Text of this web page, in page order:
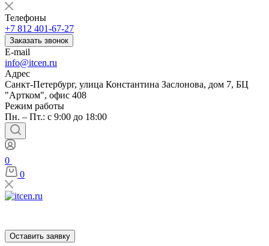
Телефоны
+7 812 401-67-27
Заказать звонок
E-mail
info@itcen.ru
Адрес
Санкт-Петербург, улица Константина Заслонова, дом 7, БЦ
"Артком", офис 408
Режим работы
Пн. – Пт.: с 9:00 до 18:00
0
0
Оставить заявку